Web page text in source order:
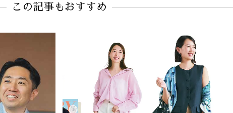
この記事もおすすめ